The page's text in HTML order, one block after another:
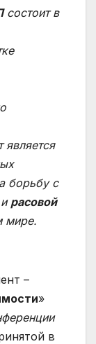
состоит в
борьбу с
расовой
мире.
–
»
в